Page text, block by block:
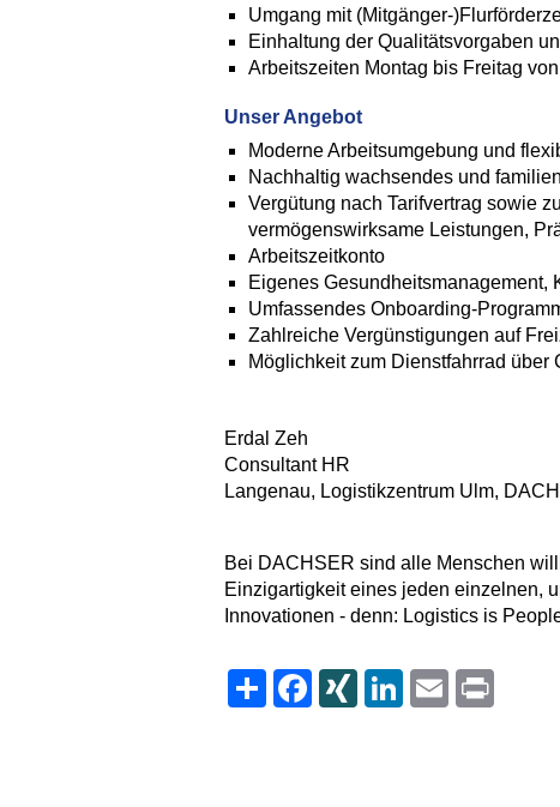
Umgang mit (Mitgänger-
Einhaltung der Qualitätsvorgaben
Arbeitszeiten Montag bis Freitag
Unser Angebot
Moderne Arbeitsumgebung und
Nachhaltig wachsendes und
Vergütung nach Tarifvertrag sowie
vermögenswirksame Leistungen,
Arbeitszeitkonto
Eigenes Gesundheitsmanagement,
Umfassendes Onboarding-
Zahlreiche Vergünstigungen auf
Möglichkeit zum Dienstfahrrad über
Erdal Zeh
Consultant HR
Langenau, Logistikzentrum Ulm,
Bei DACHSER sind alle Menschen
Einzigartigkeit eines jeden einzelnen,
Innovationen - denn: Logistics is
Share FacebookXING LinkedInEmail